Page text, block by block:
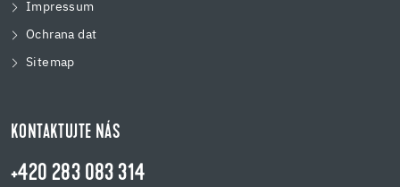
Impressum
Ochrana dat
Sitemap
KONTAKTUJTE NÁS
+420 283 083 314